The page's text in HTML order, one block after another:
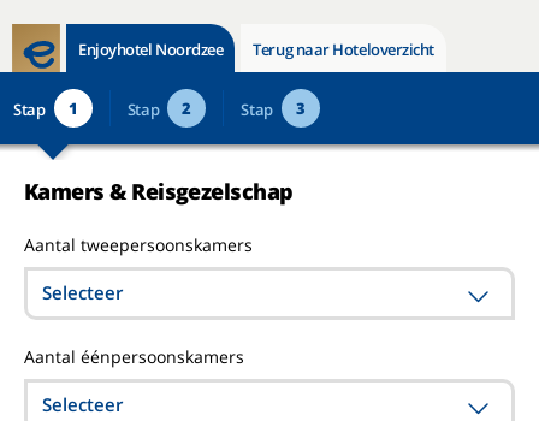
Enjoyhotel Noordzee Terug naar Hoteloverzicht
Stap 1 Stap 2 Stap 3
Kamers & Reisgezelschap
Aantal tweepersoonskamers
Selecteer
Aantal éénpersoonskamers
Selecteer